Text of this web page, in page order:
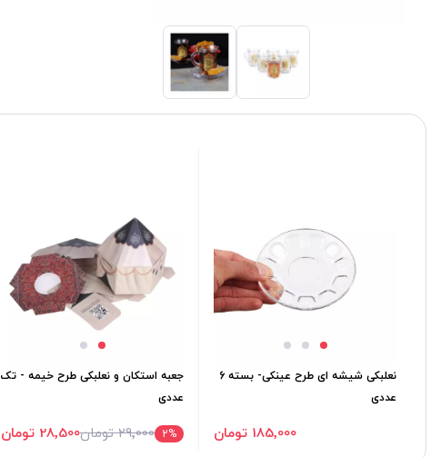
نعلبکی شیشه ای طرح عینکی- بسته 6
عددی
185٬000 تومان
جعبه استکان و نعلبکی طرح خیمه - تک
عددی
2% 29٬000 تومان 28٬500 تومان